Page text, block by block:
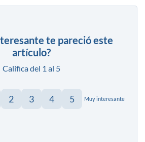
te pareció este
artículo?
Califica del 1 al 5
2 3 4 5 Muy interesante